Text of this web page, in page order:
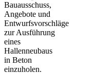
Bauausschuss,
Angebote und
Entwurfsvorschläge
zur Ausführung
eines
Hallenneubaus
in Beton
einzuholen.